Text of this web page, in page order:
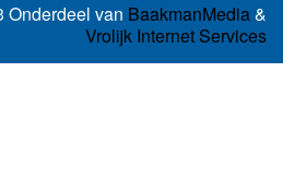
Onderdeel van BaakmanMedia&
Vrolijk Internet Services